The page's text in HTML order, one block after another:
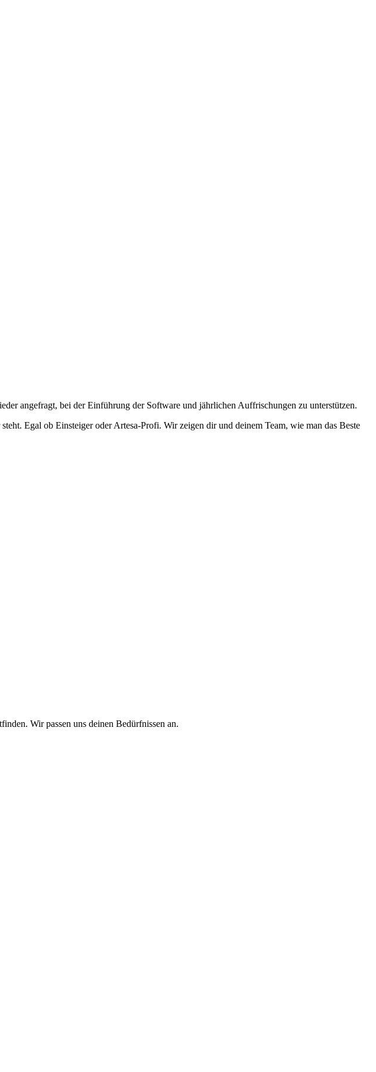
angefragt, bei der Einführung der Software und jährlichen Auffrischungen zu unterstützen.
Egal ob Einsteiger oder Artesa-Profi. Wir zeigen dir und deinem Team, wie man das Beste
Wir passen uns deinen Bedürfnissen an.